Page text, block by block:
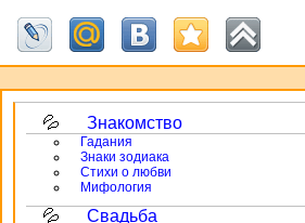
Знакомство
Гадания
Знаки зодиака
Стихи о любви
Мифология
Свадьба